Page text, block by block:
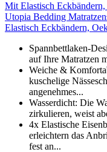
Utopia Bedding
Elastisch Eckbändern,
Spannbettlaken-
auf Ihre Matratzen
Weiche &
kuschelige
angenehmes...
Wasserdicht: Die
zirkulieren, weist
4x Elastische
erleichtern das
fest an...